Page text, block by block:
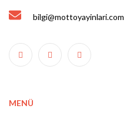
bilgi@mottoyayinlari.com
MENÜ